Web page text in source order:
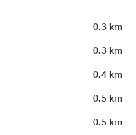
0.3 km
0.3 km
0.4 km
0.5 km
0.5 km